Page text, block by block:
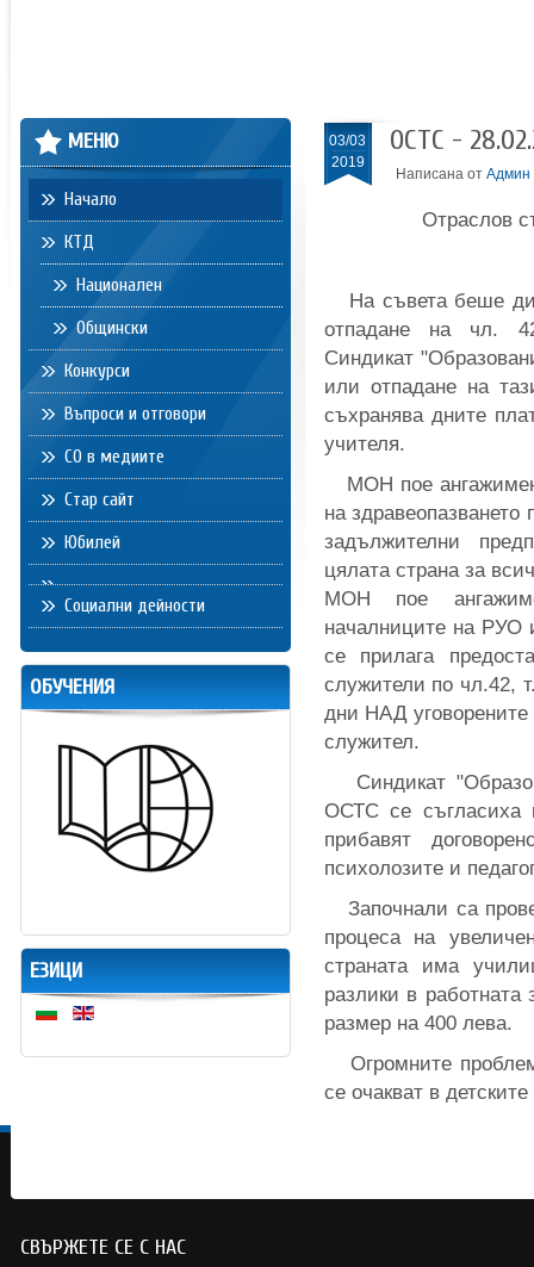
03/03
2019
ОСТС -
Написана от Админ
Отраслов
На съвета беше
отпадане на чл.
Синдикат
или отпадане на
съхранява дните
учителя.
МОН пое
на
задължителни
цялата страна за
МОН пое
началниците на РУО
се прилага
служители по чл.42,
дни НАД уговорените
служител.
Синдикат
ОСТС се съгласиха
прибавят
психолозите и
Започнали са
процеса на
страната има
разлики в
размер на 400 лева.
Огромните
се очакват в
МЕНЮ
Начало
КТД
Национален
Общински
Конкурси
Въпроси и отговори
СО в медиите
Стар сайт
Юбилей
Социални дейности
ОБУЧЕНИЯ
ЕЗИЦИ
СВЪРЖЕТЕ СЕ С НАС